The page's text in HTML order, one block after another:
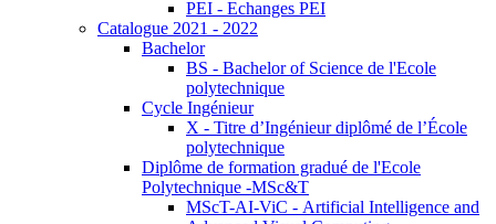
PEI - Echanges PEI
Catalogue 2021 - 2022
Bachelor
BS - Bachelor of Science de l'Ecole
polytechnique
Cycle Ingénieur
X - Titre d’Ingénieur diplômé de l’École
polytechnique
Diplôme de formation gradué de l'Ecole
Polytechnique -MSc&T
MScT-AI-ViC - Artificial Intelligence and